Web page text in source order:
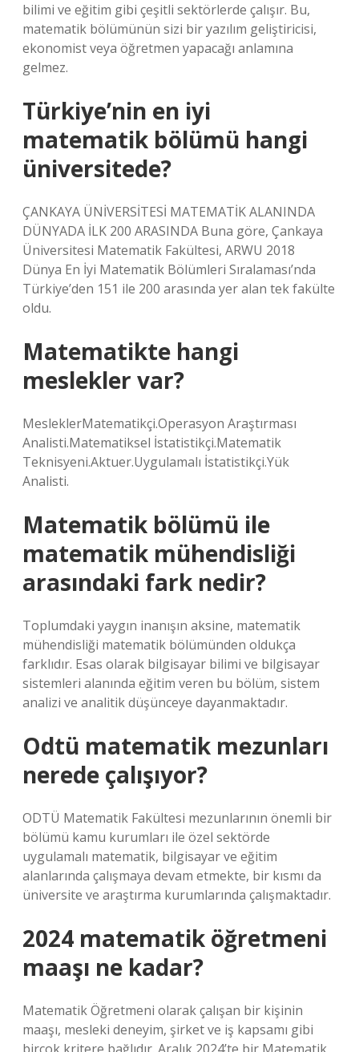
bilimi ve eğitim gibi çeşitli sektörlerde çalışır. Bu,
matematik bölümünün sizi bir yazılım geliştiricisi,
ekonomist veya öğretmen yapacağı anlamına
gelmez.
Türkiye’nin en iyi
matematik bölümü hangi
üniversitede?
ÇANKAYA ÜNİVERSİTESİ MATEMATİK ALANINDA
DÜNYADA İLK 200 ARASINDA Buna göre, Çankaya
Üniversitesi Matematik Fakültesi, ARWU 2018
Dünya En İyi Matematik Bölümleri Sıralaması’nda
Türkiye’den 151 ile 200 arasında yer alan tek fakülte
oldu.
Matematikte hangi
meslekler var?
MesleklerMatematikçi.Operasyon Araştırması
Analisti.Matematiksel İstatistikçi.Matematik
Teknisyeni.Aktuer.Uygulamalı İstatistikçi.Yük
Analisti.
Matematik bölümü ile
matematik mühendisliği
arasındaki fark nedir?
Toplumdaki yaygın inanışın aksine, matematik
mühendisliği matematik bölümünden oldukça
farklıdır. Esas olarak bilgisayar bilimi ve bilgisayar
sistemleri alanında eğitim veren bu bölüm, sistem
analizi ve analitik düşünceye dayanmaktadır.
Odtü matematik mezunları
nerede çalışıyor?
ODTÜ Matematik Fakültesi mezunlarının önemli bir
bölümü kamu kurumları ile özel sektörde
uygulamalı matematik, bilgisayar ve eğitim
alanlarında çalışmaya devam etmekte, bir kısmı da
üniversite ve araştırma kurumlarında çalışmaktadır.
2024 matematik öğretmeni
maaşı ne kadar?
Matematik Öğretmeni olarak çalışan bir kişinin
maaşı, mesleki deneyim, şirket ve iş kapsamı gibi